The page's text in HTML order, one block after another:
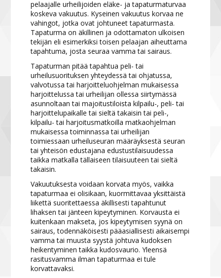
pelaajalle urheilijoiden eläke- ja tapaturmaturvaa
koskeva vakuutus. Kyseinen vakuutus korvaa ne
vahingot, jotka ovat johtuneet tapaturmasta.
Tapaturma on äkillinen ja odottamaton ulkoisen
tekijän eli esimerkiksi toisen pelaajan aiheuttama
tapahtuma, josta seuraa vamma tai sairaus.
Tapaturman pitää tapahtua peli- tai
urheilusuorituksen yhteydessä tai ohjatussa,
valvotussa tai harjoitteluohjelman mukaisessa
harjoittelussa tai urheilijan ollessa siirtymässä
asunnoltaan tai majoitustiloista kilpailu-, peli- tai
harjoittelupaikalle tai sieltä takaisin tai peli-,
kilpailu- tai harjoitusmatkoilla matkaohjelman
mukaisessa toiminnassa tai urheilijan
toimiessaan urheiluseuran määräyksestä seuran
tai yhteisön edustajana edustustilaisuudessa
taikka matkalla tällaiseen tilaisuuteen tai sieltä
takaisin.
Vakuutuksesta voidaan korvata myös, vaikka
tapaturmaa ei olisikaan, kuormittavaa yksittäistä
liikettä suoritettaessa äkillisesti tapahtunut
lihaksen tai jänteen kipeytyminen. Korvausta ei
kuitenkaan makseta, jos kipeytymisen syynä on
sairaus, todennäköisesti pääasiallisesti aikaisempi
vamma tai muusta syystä johtuva kudoksen
heikentyminen taikka kudosvaurio. Yleensä
rasitusvamma ilman tapaturmaa ei tule
korvattavaksi.